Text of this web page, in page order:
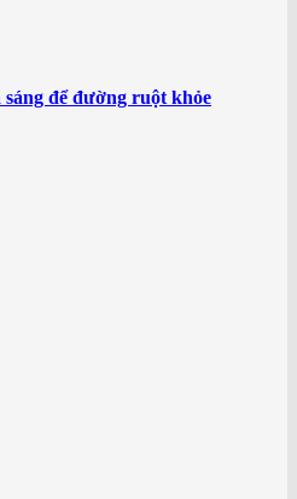
để đường ruột khỏe